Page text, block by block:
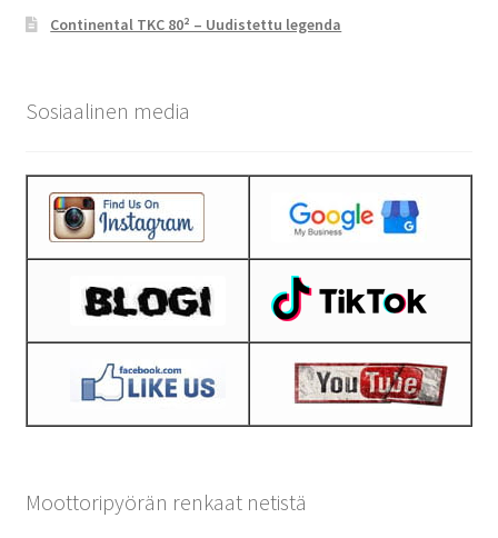
Continental TKC 80² – Uudistettu legenda
Sosiaalinen media
Moottoripyörän renkaat netistä